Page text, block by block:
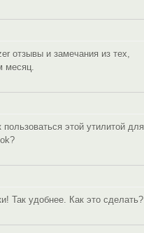
отзывы и замечания из тех,
месяц.
этой утилитой для
Так удобнее. Как это сделать?